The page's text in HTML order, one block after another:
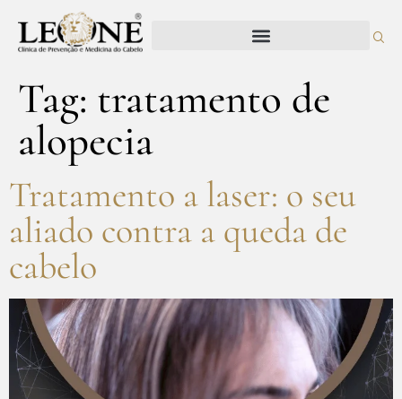
Tag: tratamento de
alopecia
Tratamento a laser: o seu
aliado contra a queda de
cabelo